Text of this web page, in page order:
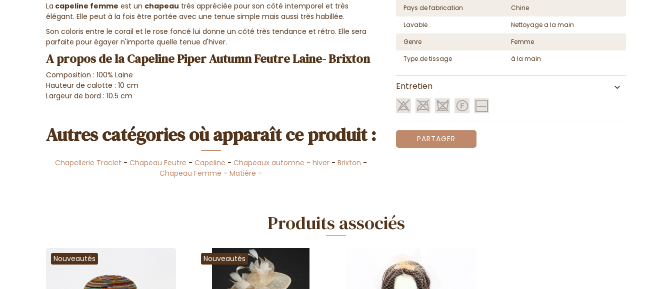
La capeline femme est un chapeau très appréciée pour son côté intemporel et très
élégant. Elle peut à la fois être portée avec une tenue simple mais aussi très habillée.
Son coloris entre le corail et le rose foncé lui donne un côté très tendance et rétro. Elle sera
parfaite pour égayer n'importe quelle tenue d'hiver.
A propos de la Capeline Piper Autumn Feutre Laine- Brixton
Composition : 100% Laine
Hauteur de calotte : 10 cm
Largeur de bord : 10.5 cm
Autres catégories où apparaît ce produit :
Chapellerie Traclet - Chapeau Feutre - Capeline - Chapeaux automne - hiver- Brixton -
Chapeau Femme -Matière -
Pays de fabrication
Chine
Lavable
Nettoyage a la main
Genre
Femme
Type de tissage
à la main
Entretien
PARTAGER
Produits associés
Nouveautés Nouveautés